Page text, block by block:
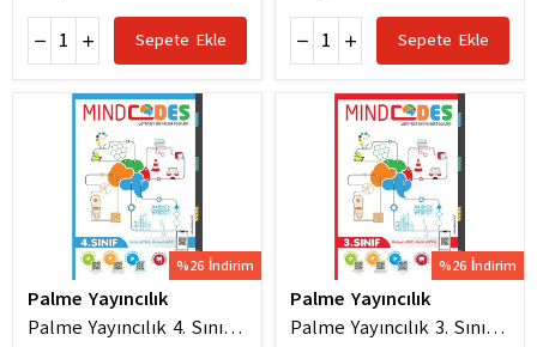
Sepete Ekle Sepete Ekle
%26 İndirim
Palme Yayıncılık
Palme Yayıncılık 4. Sınıf
%26 İndirim
Palme Yayıncılık
Palme Yayıncılık 3. Sınıf